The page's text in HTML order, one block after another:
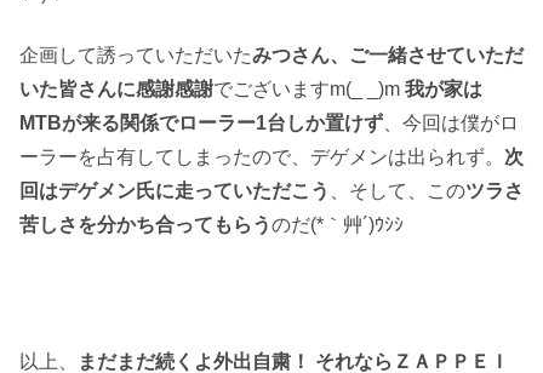
企画して誘っていただいたみつさん、ご一緒させていただ
いた皆さんに感謝感謝でございますm(_ _)m 我が家は
MTBが来る関係でローラー1台しか置けず 、今回は僕がロ
ーラーを占有してしまったので、デゲメンは出られず。 次
回はデゲメン氏に走っていただこう
、そして、このツラさ
苦しさを分かち合ってもらうのだ(*｀艸´)ｳｼｼ
以上、
まだまだ続くよ外出自粛！ それならＺＡＰＰＥＩ